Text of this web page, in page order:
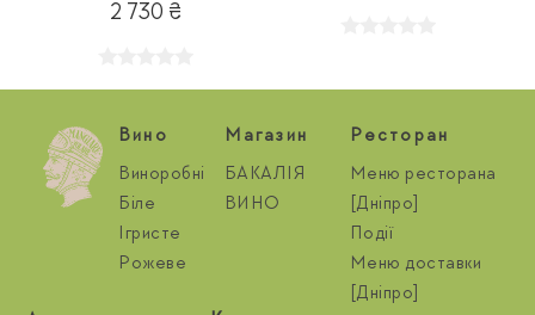
2 730 ₴
Вино
Виноробні
Біле
Ігристе
Рожеве
Магазин
БАКАЛІЯ
ВИНО
Ресторан
Меню ресторана
[Дніпро]
Події
Меню доставки
[Дніпро]